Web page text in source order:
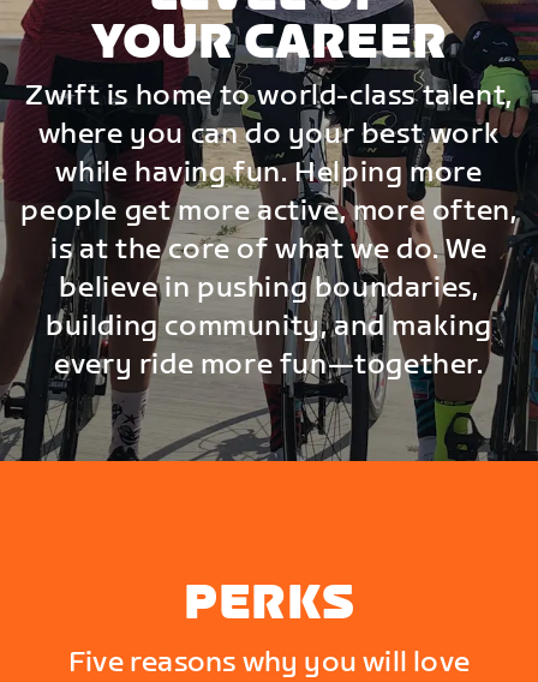
YOUR CAREER
Zwift is home to world-class talent,
where you can do your best work
while having fun. Helping more
people get more active, more often,
is at the core of what we do. We
believe in pushing boundaries,
building community, and making
every ride more fun—together.
PERKS
Five reasons why you will love